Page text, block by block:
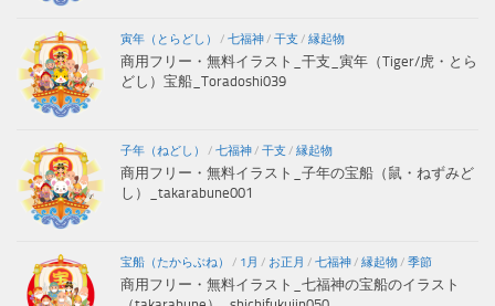
寅年（とらどし） / 七福神/ 干支 / 縁起物
商用フリー・無料イラスト_干支_寅年（Tiger/虎・とら
どし）宝船_Toradoshi039
子年（ねどし） / 七福神/ 干支 / 縁起物
商用フリー・無料イラスト_子年の宝船（鼠・ねずみど
し）_takarabune001
宝船（たからぶね） / 1月 / お正月 / 七福神/ 縁起物/ 季節
商用フリー・無料イラスト_七福神の宝船のイラスト